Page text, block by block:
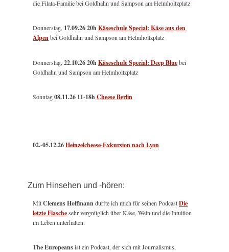
die Filata-Familie bei Goldhahn und Sampson am Helmholtzplatz
Donnerstag, 17.09.26 20hKäseschule Special: Käse aus den
Alpenbei Goldhahn und Sampson am Helmholtzplatz
Donnerstag, 22.10.26 20hKäseschule Special: Deep Bluebei
Goldhahn und Sampson am Helmholtzplatz
Sonntag08.11.26 11-18hCheese Berlin
02.-05.12.26Heinzelcheese-Exkursion nach Lyon
Zum Hinsehen und -hören:
MitClemens Hoffmanndurfte ich mich für seinen PodcastDie
letzte Flaschesehr vergnüglich über Käse, Wein und die Intuition
im Leben unterhalten.
The Europeansist ein Podcast, der sich mit Journalismus,